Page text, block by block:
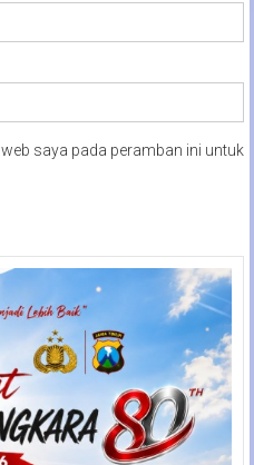
saya pada peramban ini untuk